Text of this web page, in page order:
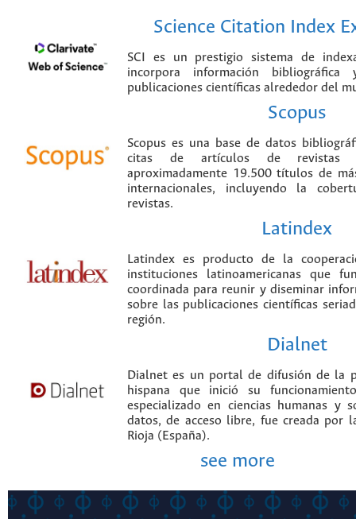
Science Citation Index
SCI es un prestigio sistema de
incorpora información
publicaciones científicas alrededor del
Scopus
Scopus es una base de datos
citas de artículos de revistas
aproximadamente 19.500 títulos de
internacionales, incluyendo la
revistas.
Latindex
Latindex es producto de la
instituciones latinoamericanas que
coordinada para reunir y diseminar
sobre las publicaciones científicas
región.
Dialnet
Dialnet es un portal de difusión de la
hispana que inició su
especializado en ciencias humanas y
datos, de acceso libre, fue creada por
Rioja (España).
see more